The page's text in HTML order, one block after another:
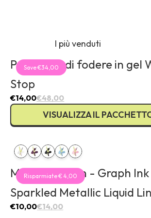
(EUR €)
€)
€)
Lei)
Pacchetto di fodere in gel
Stop
€14,00€48,00
VISUALIZZA IL
Save €34,00
Milk Collection - Graph Ink
Sparkled Metallic Liquid
€10,00€14,00
Risparmiate € 4,00